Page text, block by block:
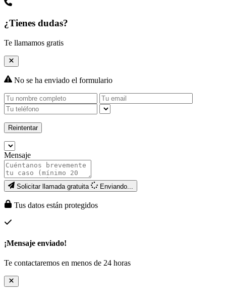
¿Tienes dudas?
Te llamamos gratis
No se ha enviado el formulario
Reintentar
Mensaje
Solicitar llamada gratuita Enviando...
Tus datos están protegidos
¡Mensaje enviado!
Te contactaremos en menos de 24 horas